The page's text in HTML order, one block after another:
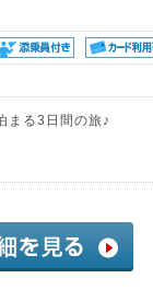
まる3日間の旅♪